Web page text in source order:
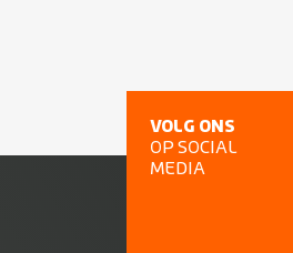
VOLG ONS
OP SOCIAL
MEDIA